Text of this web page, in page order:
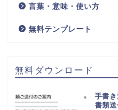
言葉・意味・使い方
無料テンプレート
無料ダウンロード
手書
書類